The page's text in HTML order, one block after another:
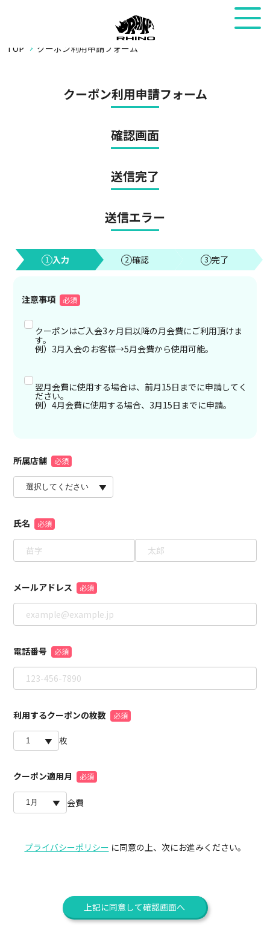
TOP クーポン利用申請フォーム
クーポン利用申請フォーム
確認画面
送信完了
送信エラー
1 入力 2 確認 3 完了
注意事項
クーポンはご入会3ヶ月目以降の月会費にご利用頂けま
す。
例）3月入会のお客様→5月会費から使用可能。
翌月会費に使用する場合は、前月15日までに申請してく
ださい。
例）4月会費に使用する場合、3月15日までに申請。
所属店舗
氏名
メールアドレス
電話番号
利用するクーポンの枚数
枚
クーポン適用月
会費
プライバシーポリシー に同意の上、次にお進みください。
上記に同意して確認画面へ